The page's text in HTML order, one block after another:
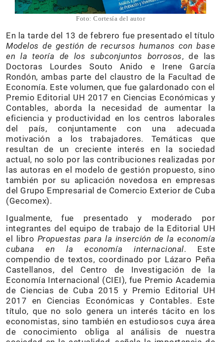
Foto: Cortesía del autor
En la tarde del 13 de febrero fue presentado el título
Modelos de gestión de recursos humanos con base
en la teoría de los subconjuntos borrosos, de las
Doctoras Lourdes Souto Anido e Irene García
Rondón, ambas parte del claustro de la Facultad de
Economía. Este volumen, que fue galardonado con el
Premio Editorial UH 2017 en Ciencias Económicas y
Contables, aborda la necesidad de aumentar la
eficiencia y productividad en los centros laborales
del país, conjuntamente con una adecuada
motivación a los trabajadores. Temáticas que
resultan de un creciente interés en la sociedad
actual, no solo por las contribuciones realizadas por
las autoras en el modelo de gestión propuesto, sino
también por su aplicación novedosa en empresas
del Grupo Empresarial de Comercio Exterior de Cuba
(Gecomex).
Igualmente, fue presentado y moderado por
integrantes del equipo de trabajo de la Editorial UH
el libro Propuestas para la inserción de la economía
cubana en la economía internacional. Este
compendio de textos, coordinado por Lázaro Peña
Castellanos, del Centro de Investigación de la
Economía Internacional (CIEI), fue Premio Academia
de Ciencias de Cuba 2015 y Premio Editorial UH
2017 en Ciencias Económicas y Contables. Este
título, que no solo genera un interés tácito en los
economistas, sino también en estudiosos cuya área
de conocimiento obliga al análisis de nuestra